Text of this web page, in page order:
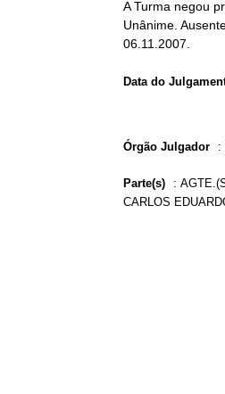
A Turma negou
Unânime.
06.11.2007.
Data do
Órgão Julgador :
Parte(s) :
CARLOS